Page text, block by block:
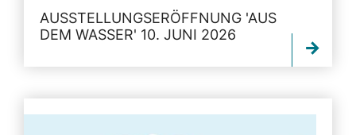
AUSSTELLUNGSERÖFFNUNG 'AUS
DEM WASSER' 10. JUNI 2026